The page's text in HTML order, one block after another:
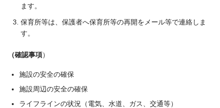
ます。
保育所等は、保護者へ保育所等の再開をメール等で連絡しま
す。
（確認事項）
施設の安全の確保
施設周辺の安全の確保
ライフラインの状況（電気、水道、ガス、交通等）